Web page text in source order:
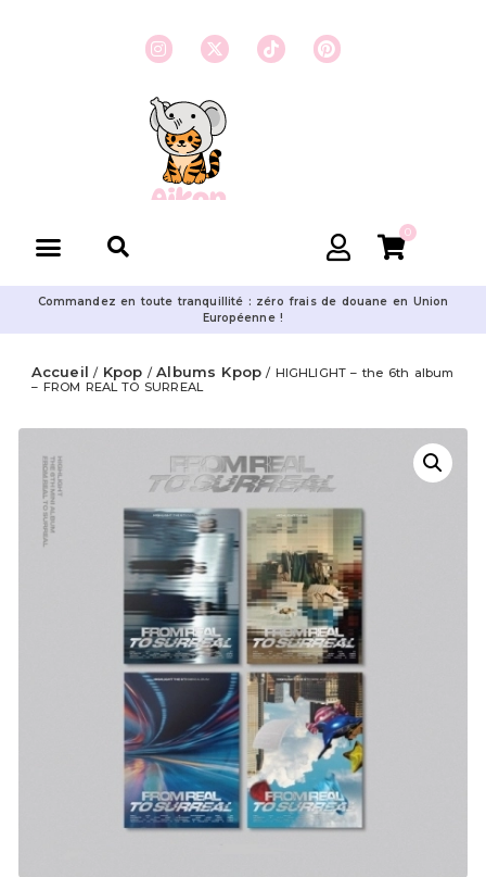
0
Commandez en toute tranquillité : zéro frais de douane en Union
Européenne !
Accueil / Kpop /Albums Kpop/ HIGHLIGHT – the 6th album
– FROM REAL TO SURREAL